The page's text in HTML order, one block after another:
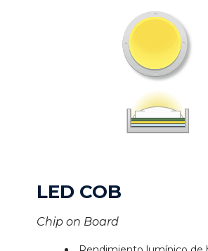
LED COB
Chip on Board